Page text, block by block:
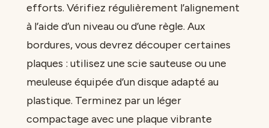
efforts. Vérifiez régulièrement l’alignement
à l’aide d’un niveau ou d’une règle. Aux
bordures, vous devrez découper certaines
plaques : utilisez une scie sauteuse ou une
meuleuse équipée d’un disque adapté au
plastique. Terminez par un léger
compactage avec une plaque vibrante